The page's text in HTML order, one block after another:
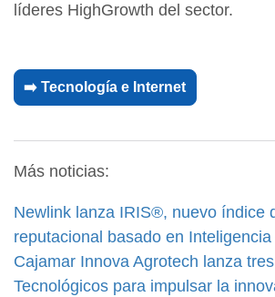
líderes HighGrowth del sector.
➡️ Tecnología e Internet
Más noticias:
Newlink lanza IRIS®, nuevo índice
reputacional basado en Inteligencia
Cajamar Innova Agrotech lanza
Tecnológicos para impulsar la